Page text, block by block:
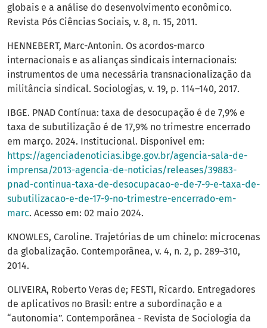
globais e a análise do desenvolvimento econômico.
Revista Pós Ciências Sociais, v. 8, n. 15, 2011.
HENNEBERT, Marc-Antonin. Os acordos-marco
internacionais e as alianças sindicais internacionais:
instrumentos de uma necessária transnacionalização da
militância sindical. Sociologias, v. 19, p. 114–140, 2017.
IBGE. PNAD Contínua: taxa de desocupação é de 7,9% e
taxa de subutilização é de 17,9% no trimestre encerrado
em março. 2024. Institucional. Disponível em:
https://agenciadenoticias.ibge.gov.br/agencia-sala-de-
imprensa/2013-agencia-de-noticias/releases/39883-
pnad-continua-taxa-de-desocupacao-e-de-7-9-e-taxa-de-
subutilizacao-e-de-17-9-no-trimestre-encerrado-em-
marc. Acesso em: 02 maio 2024.
KNOWLES, Caroline. Trajetórias de um chinelo: microcenas
da globalização. Contemporânea, v. 4, n. 2, p. 289–310,
2014.
OLIVEIRA, Roberto Veras de; FESTI, Ricardo. Entregadores
de aplicativos no Brasil: entre a subordinação e a
“autonomia”. Contemporânea - Revista de Sociologia da